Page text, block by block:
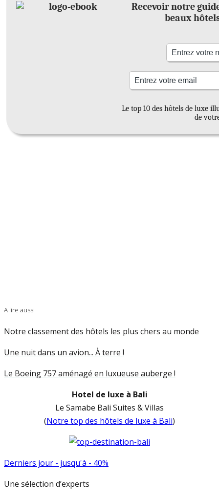
Recevoir notre
beaux
Le top 10 des hôtels de luxe
de
A lire aussi
Notre classement des hôtels les plus chers au monde
Une nuit dans un avion... À terre !
Le Boeing 757 aménagé en luxueuse auberge !
Hotel de luxe à Bali
Le Samabe Bali Suites & Villas
(Notre top des hôtels de luxe à Bali)
Derniers jour - jusqu'à - 40%
Une sélection d’experts